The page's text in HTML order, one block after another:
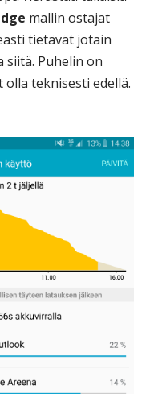
mallin ostajat
tietävät jotain
Puhelin on
teknisesti edellä.